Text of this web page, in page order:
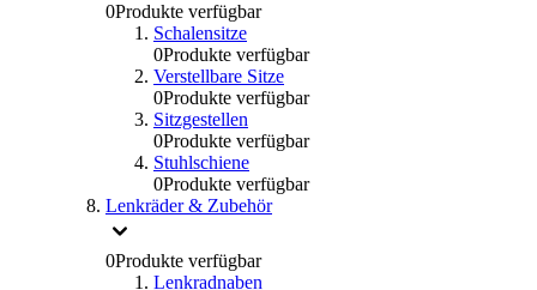
0Produkte verfügbar
Schalensitze
0Produkte verfügbar
Verstellbare Sitze
0Produkte verfügbar
Sitzgestellen
0Produkte verfügbar
Stuhlschiene
0Produkte verfügbar
Lenkräder & Zubehör
0Produkte verfügbar
Lenkradnaben